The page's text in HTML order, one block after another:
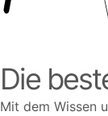
Die
Mit dem Wissen